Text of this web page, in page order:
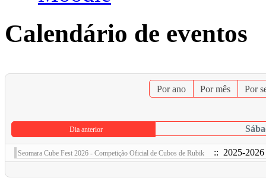
Calendário de eventos
Por ano Por mês Por
Dia anterior
Seomara Cube Fest 2026 - Competição Oficial de Cubos de Rubik :: 2025-2026